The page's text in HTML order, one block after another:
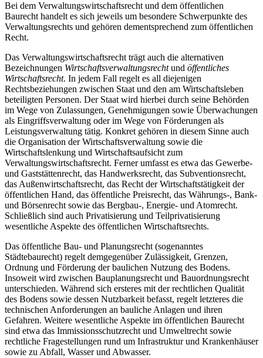
Bei dem Verwaltungswirtschaftsrecht und dem öffentlichen
Baurecht handelt es sich jeweils um besondere Schwerpunkte des
Verwaltungsrechts und gehören dementsprechend zum öffentlichen
Recht.
Das Verwaltungswirtschaftsrecht trägt auch die alternativen
Bezeichnungen Wirtschaftsverwaltungsrechtund öffentliches
Wirtschaftsrecht. In jedem Fall regelt es all diejenigen
Rechtsbeziehungen zwischen Staat und den am Wirtschaftsleben
beteiligten Personen. Der Staat wird hierbei durch seine Behörden
im Wege von Zulassungen, Genehmigungen sowie Überwachungen
als Eingriffsverwaltung oder im Wege von Förderungen als
Leistungsverwaltung tätig. Konkret gehören in diesem Sinne auch
die Organisation der Wirtschaftsverwaltung sowie die
Wirtschaftslenkung und Wirtschaftsaufsicht zum
Verwaltungswirtschaftsrecht. Ferner umfasst es etwa das Gewerbe-
und Gaststättenrecht, das Handwerksrecht, das Subventionsrecht,
das Außenwirtschaftsrecht, das Recht der Wirtschaftstätigkeit der
öffentlichen Hand, das öffentliche Preisrecht, das Währungs-, Bank-
und Börsenrecht sowie das Bergbau-, Energie- und Atomrecht.
Schließlich sind auch Privatisierung und Teilprivatisierung
wesentliche Aspekte des öffentlichen Wirtschaftsrechts.
Das öffentliche Bau- und Planungsrecht (sogenanntes
Städtebaurecht) regelt demgegenüber Zulässigkeit, Grenzen,
Ordnung und Förderung der baulichen Nutzung des Bodens.
Insoweit wird zwischen Bauplanungsrecht und Bauordnungsrecht
unterschieden. Während sich ersteres mit der rechtlichen Qualität
des Bodens sowie dessen Nutzbarkeit befasst, regelt letzteres die
technischen Anforderungen an bauliche Anlagen und ihren
Gefahren. Weitere wesentliche Aspekte im öffentlichen Baurecht
sind etwa das Immissionsschutzrecht und Umweltrecht sowie
rechtliche Fragestellungen rund um Infrastruktur und Krankenhäuser
sowie zu Abfall, Wasser und Abwasser.